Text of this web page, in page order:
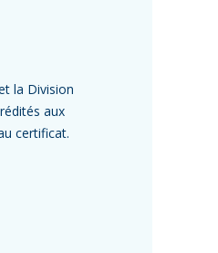
la Division
aux
certificat.